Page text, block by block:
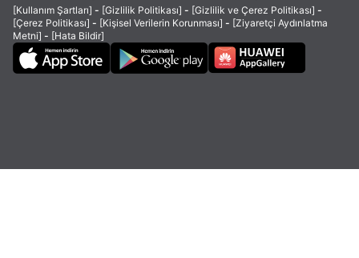
[Kullanım Şartları] - [Gizlilik Politikası] - [Gizlilik ve Çerez Politikası] -
[Çerez Politikası] - [Kişisel Verilerin Korunması] - [Ziyaretçi Aydınlatma
Metni] - [Hata Bildir]